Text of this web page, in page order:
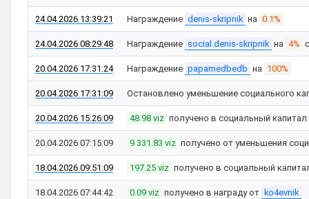
24.04.2026 13:39:21 Награждение denis-skripnik на 0.1%
24.04.2026 08:29:48 Награждение social.denis-skripnik на 4%
20.04.2026 17:31:24 Награждение papamedbedb на 100%
20.04.2026 17:31:09 Остановлено уменьшение социального
20.04.2026 15:26:09 48.98 viz получено в социальный
20.04.2026 07:15:09 9 331.83 viz получено от уменьшения
18.04.2026 09:51:09 197.25 viz получено в социальный
18.04.2026 07:44:42 0.09 viz получено в награду от ko4evnik